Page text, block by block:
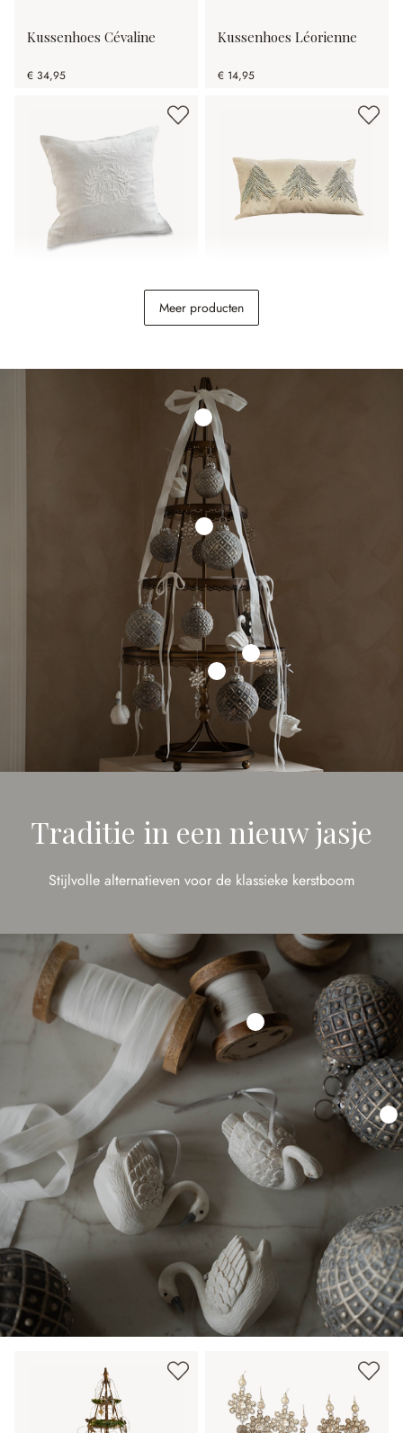
Kussenhoes Cévaline
€ 34,95
Kussenhoes Léorienne
€ 14,95
Kussenhoes Amandique
Meer producten
Traditie in een nieuw jasje
Stijlvolle alternatieven voor de klassieke kerstboom